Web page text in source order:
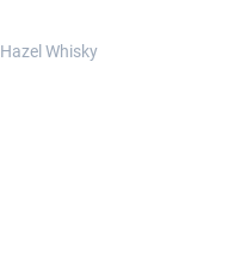
Hazel Whisky